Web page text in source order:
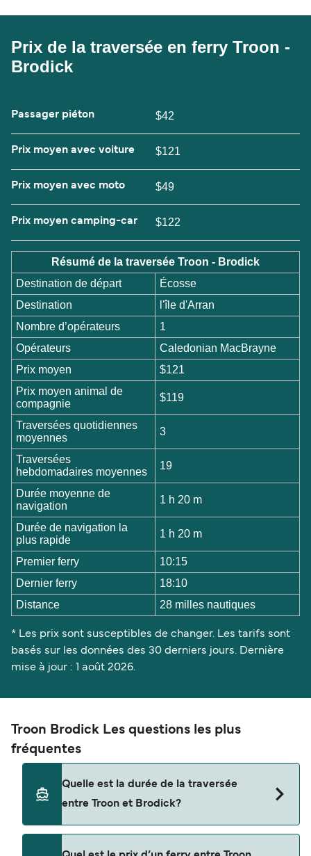
Prix de la traversée en ferry Troon -
Brodick
Passager piéton $42
Prix moyen avec voiture $121
Prix moyen avec moto $49
Prix moyen camping-car $122
Résumé de la traversée Troon - Brodick
Destination de départ
Écosse
Destination
l'île d'Arran
Nombre d’opérateurs
1
Opérateurs
Caledonian MacBrayne
Prix moyen
$121
Prix moyen animal de
compagnie
$119
Traversées quotidiennes
moyennes
3
Traversées
hebdomadaires moyennes
19
Durée moyenne de
navigation
1 h 20 m
Durée de navigation la
plus rapide
1 h 20 m
Premier ferry
10:15
Dernier ferry
18:10
Distance
28 milles nautiques
* Les prix sont susceptibles de changer. Les tarifs sont
basés sur les données des 30 derniers jours. Dernière
mise à jour : 1 août 2026.
Troon Brodick Les questions les plus
fréquentes
Quelle est la durée de la traversée
entre Troon et Brodick?